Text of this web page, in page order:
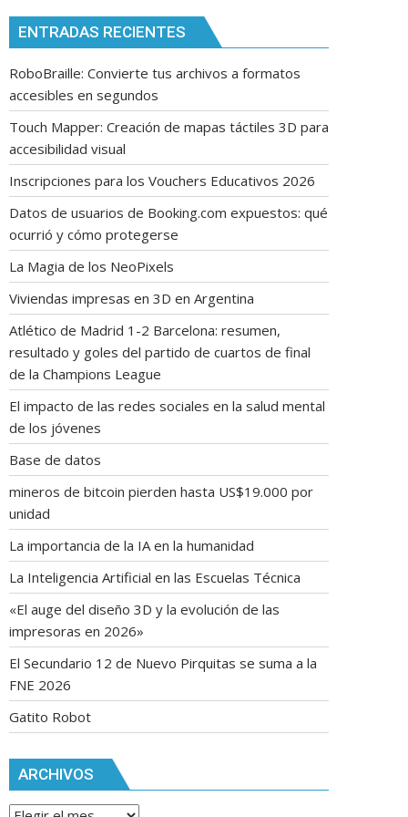
ENTRADAS RECIENTES
RoboBraille: Convierte tus archivos a formatos
accesibles en segundos
Touch Mapper: Creación de mapas táctiles 3D para
accesibilidad visual
Inscripciones para los Vouchers Educativos 2026
Datos de usuarios de Booking.com expuestos: qué
ocurrió y cómo protegerse
La Magia de los NeoPixels
Viviendas impresas en 3D en Argentina
Atlético de Madrid 1-2 Barcelona: resumen,
resultado y goles del partido de cuartos de final
de la Champions League
El impacto de las redes sociales en la salud mental
de los jóvenes
Base de datos
mineros de bitcoin pierden hasta US$19.000 por
unidad
La importancia de la IA en la humanidad
La Inteligencia Artificial en las Escuelas Técnica
«El auge del diseño 3D y la evolución de las
impresoras en 2026»
El Secundario 12 de Nuevo Pirquitas se suma a la
FNE 2026
Gatito Robot
ARCHIVOS